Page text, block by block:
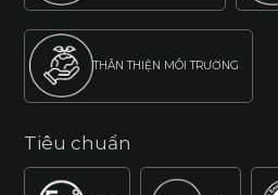
THÂN THIỆN MÔI TRƯỜNG
Tiêu chuẩn